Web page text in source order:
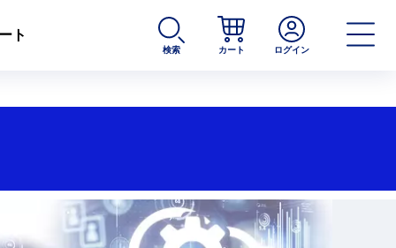
ト
検索 カート ログイン